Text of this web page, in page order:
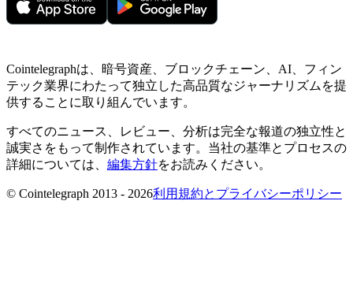
Cointelegraphは、暗号資産、ブロックチェーン、AI、フィン
テック業界にわたって独立した高品質なジャーナリズムを提
供することに取り組んでいます。
すべてのニュース、レビュー、分析は完全な報道の独立性と
誠実さをもって制作されています。当社の基準とプロセスの
詳細については、 編集方針をお読みください。
© Cointelegraph 2013 - 2026利用規約とプライバシーポリシー